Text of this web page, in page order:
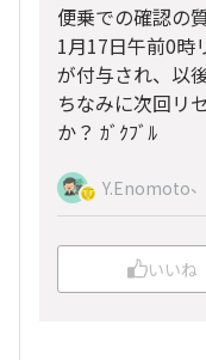
便乗での確認の
1月17日午前0時
が付与され、以
ちなみに次回リ
か？ ｶﾞｸﾌﾞﾙ
Y.Enomoto、
いいね